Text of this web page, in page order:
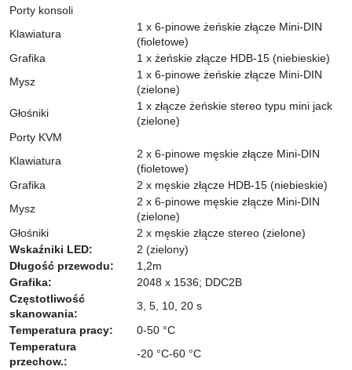
Porty konsoli
Klawiatura
1 x 6-pinowe żeńskie złącze Mini-DIN
(fioletowe)
Grafika
1 x żeńskie złącze HDB-15 (niebieskie)
Mysz
1 x 6-pinowe żeńskie złącze Mini-DIN
(zielone)
Głośniki
1 x złącze żeńskie stereo typu mini jack
(zielone)
Porty KVM
Klawiatura
2 x 6-pinowe męskie złącze Mini-DIN
(fioletowe)
Grafika
2 x męskie złącze HDB-15 (niebieskie)
Mysz
2 x 6-pinowe męskie złącze Mini-DIN
(zielone)
Głośniki
2 x męskie złącze stereo (zielone)
Wskaźniki LED:
2 (zielony)
Długość przewodu:
1,2m
Grafika:
2048 x 1536; DDC2B
Częstotliwość
skanowania:
3, 5, 10, 20 s
Temperatura pracy:
0-50 °C
Temperatura
przechow.:
-20 °C-60 °C